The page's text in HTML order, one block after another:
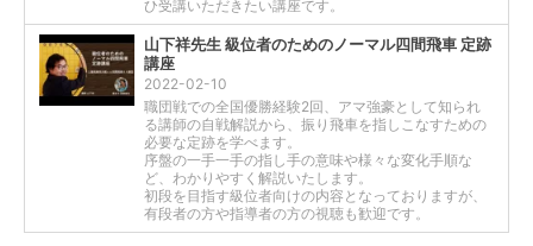
ひ受講いただきたい講座です。
山下祥先生 級位者のためのノーマル四間飛車 定跡
講座
2022-02-10
職団戦での全国優勝経験2回、アマ強豪として知られ
る講師の自戦解説から、振り飛車を指しこなすための
必要な定跡を学べます。
序盤の一手一手の指し手の意味や様々な変化手順な
ど、わかりやすく解説いたします。
初段を目指す級位者向けの内容となっておりますが、
有段者の方や指導者の方の視聴も歓迎です。